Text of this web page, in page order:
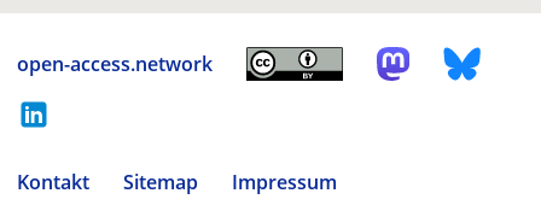
open-access.network
Kontakt Sitemap
Impressum